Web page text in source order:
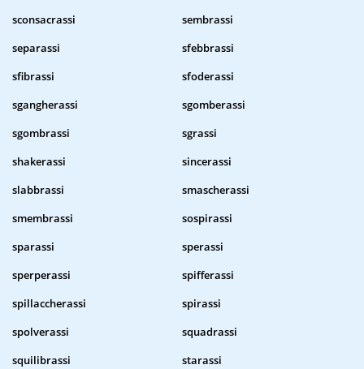
sconsacrassi
sembrassi
separassi
sfebbrassi
sfibrassi
sfoderassi
sgangherassi
sgomberassi
sgombrassi
sgrassi
shakerassi
sincerassi
slabbrassi
smascherassi
smembrassi
sospirassi
sparassi
sperassi
sperperassi
spifferassi
spillaccherassi
spirassi
spolverassi
squadrassi
squilibrassi
starassi